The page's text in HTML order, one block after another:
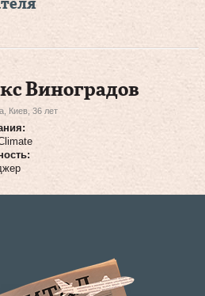
Виноградов
Киев, 36 лет